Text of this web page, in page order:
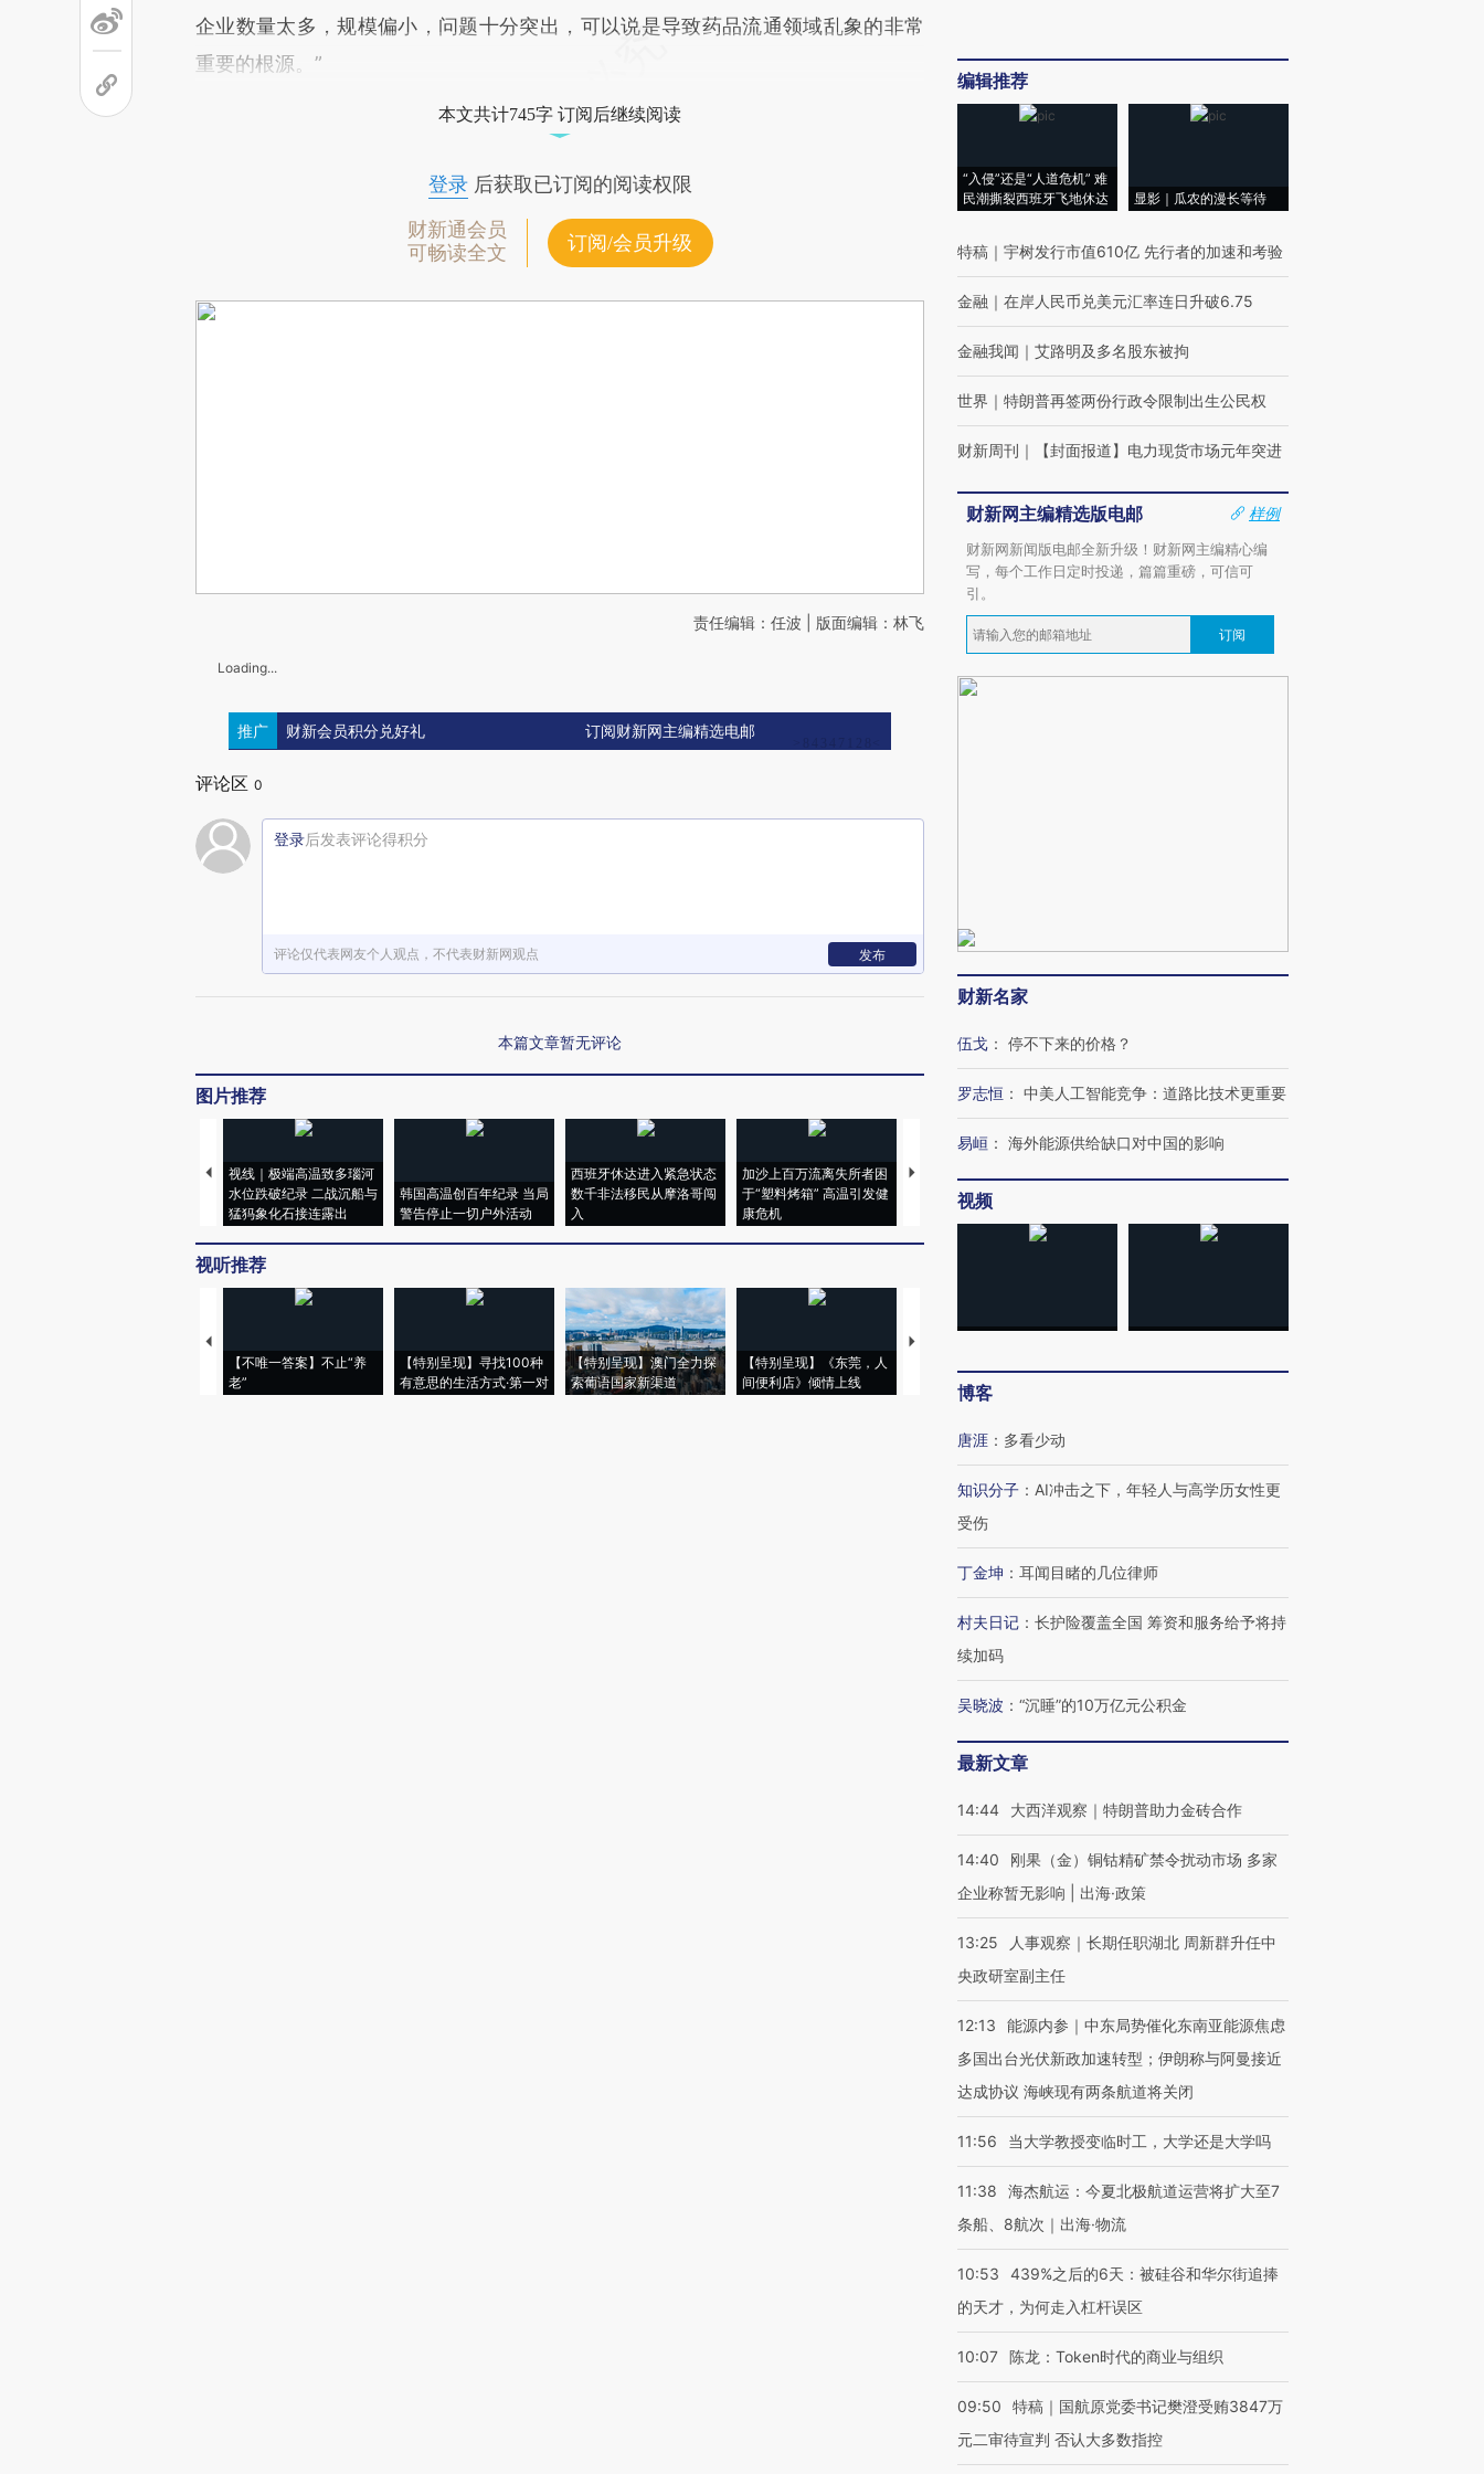
企业数量太多，规模偏小，问题十分突出，可以说是导致药品流通领域乱象的非常
重要的根源。”
本文共计745字 订阅后继续阅读
登录后获取已订阅的阅读权限
财新通会员
可畅读全文
订阅/会员升级
责任编辑：任波 | 版面编辑：林飞
Loading...
推广 财新会员积分兑好礼 订阅财新网主编精选电邮
评论区 0
登录后发表评论得积分
评论仅代表网友个人观点，不代表财新网观点 发布
本篇文章暂无评论
图片推荐
视线｜极端高温致多瑙河
水位跌破纪录 二战沉船与
猛犸象化石接连露出
韩国高温创百年纪录 当局
警告停止一切户外活动
西班牙休达进入紧急状态
数千非法移民从摩洛哥闯
入
加沙上百万流离失所者困
于“塑料烤箱” 高温引发健
康危机
视线｜HYROX的吸金
术：是什么让中产们甘
心“花钱找虐”？
视听推荐
【不唯一答案】不止“养
老”
【特别呈现】寻找100种
有意思的生活方式·第一对
【特别呈现】澳门全力探
索葡语国家新渠道
【特别呈现】《东莞，人
间便利店》倾情上线
【推广】走进第四届链博
编辑推荐
“入侵”还是“人道危机” 难
民潮撕裂西班牙飞地休达
显影｜瓜农的漫长等待
特稿 ｜ 宇树发行市值610亿 先行者的加速和考验
金融 ｜ 在岸人民币兑美元汇率连日升破6.75
金融我闻 ｜ 艾路明及多名股东被拘
世界 ｜ 特朗普再签两份行政令限制出生公民权
财新周刊 ｜ 【封面报道】电力现货市场元年突进
财新网主编精选版电邮
样例
财新网新闻版电邮全新升级！财新网主编精心编
写，每个工作日定时投递，篇篇重磅，可信可
引。
订阅
财新名家
伍戈 ： 停不下来的价格？
罗志恒 ： 中美人工智能竞争：道路比技术更重要
易峘 ： 海外能源供给缺口对中国的影响
视频
博客
唐涯 ： 多看少动
知识分子 ： AI冲击之下，年轻人与高学历女性更
受伤
丁金坤 ： 耳闻目睹的几位律师
村夫日记 ： 长护险覆盖全国 筹资和服务给予将持
续加码
吴晓波 ： “沉睡”的10万亿元公积金
最新文章
14:44 大西洋观察｜特朗普助力金砖合作
14:40
刚果（金）铜钴精矿禁令扰动市场 多家
企业称暂无影响 | 出海·政策
13:25
人事观察｜长期任职湖北 周新群升任中
央政研室副主任
12:13
能源内参｜中东局势催化东南亚能源焦虑
多国出台光伏新政加速转型；伊朗称与阿曼接近
达成协议 海峡现有两条航道将关闭
11:56 当大学教授变临时工，大学还是大学吗
11:38
海杰航运：今夏北极航道运营将扩大至7
条船、8航次｜出海·物流
10:53
439%之后的6天：被硅谷和华尔街追捧
的天才，为何走入杠杆误区
10:07 陈龙：Token时代的商业与组织
09:50
特稿｜国航原党委书记樊澄受贿3847万
元二审待宣判 否认大多数指控